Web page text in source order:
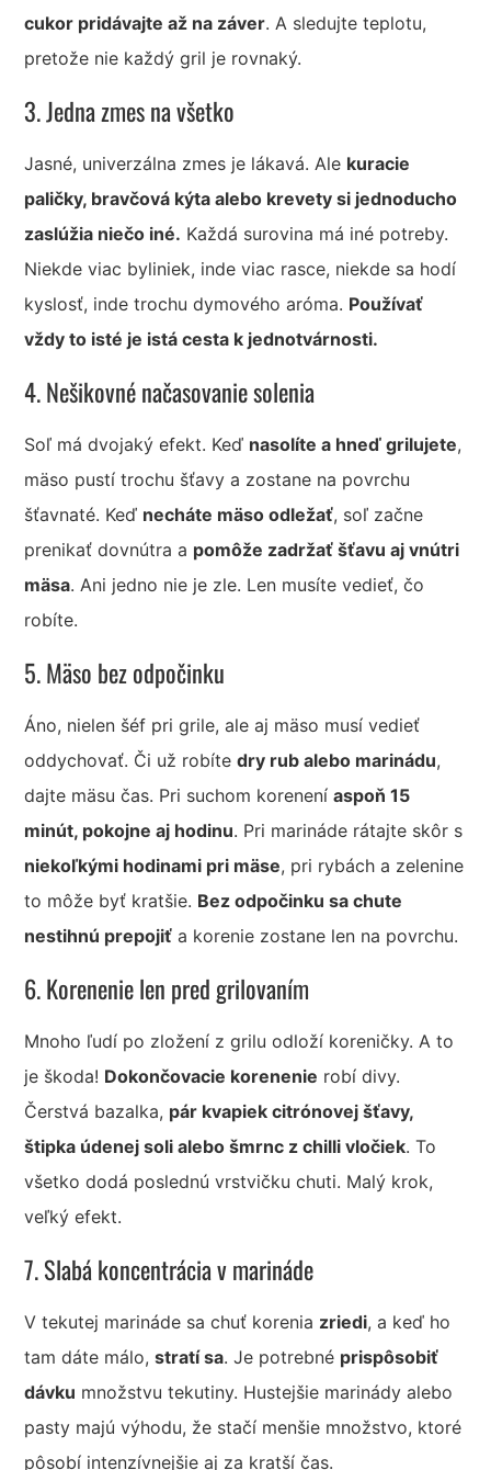
cukor pridávajte až na záver. A sledujte teplotu,
pretože nie každý gril je rovnaký.
3. Jedna zmes na všetko
Jasné, univerzálna zmes je lákavá. Ale kuracie
paličky, bravčová kýta alebo krevety si jednoducho
zaslúžia niečo iné. Každá surovina má iné potreby.
Niekde viac byliniek, inde viac rasce, niekde sa hodí
kyslosť, inde trochu dymového aróma. Používať
vždy to isté je istá cesta k jednotvárnosti.
4. Nešikovné načasovanie solenia
Soľ má dvojaký efekt. Keď nasolíte a hneď grilujete,
mäso pustí trochu šťavy a zostane na povrchu
šťavnaté. Keď necháte mäso odležať, soľ začne
prenikať dovnútra a pomôže zadržať šťavu aj vnútri
mäsa. Ani jedno nie je zle. Len musíte vedieť, čo
robíte.
5. Mäso bez odpočinku
Áno, nielen šéf pri grile, ale aj mäso musí vedieť
oddychovať. Či už robítedry rub alebo marinádu,
dajte mäsu čas. Pri suchom koreneníaspoň 15
minút, pokojne aj hodinu. Pri marináde rátajte skôr s
niekoľkými hodinami pri mäse, pri rybách a zelenine
to môže byť kratšie. Bez odpočinku sa chute
nestihnú prepojiť a korenie zostane len na povrchu.
6. Korenenie len pred grilovaním
Mnoho ľudí po zložení z grilu odloží koreničky. A to
je škoda! Dokončovacie korenenie robí divy.
Čerstvá bazalka, pár kvapiek citrónovej šťavy,
štipka údenej soli alebo šmrnc z chilli vločiek. To
všetko dodá poslednú vrstvičku chuti. Malý krok,
veľký efekt.
7. Slabá koncentrácia v marináde
V tekutej marináde sa chuť korenia zriedi, a keď ho
tam dáte málo,stratí sa. Je potrebné prispôsobiť
dávku množstvu tekutiny. Hustejšie marinády alebo
pasty majú výhodu, že stačí menšie množstvo, ktoré
pôsobí intenzívnejšie aj za kratší čas.